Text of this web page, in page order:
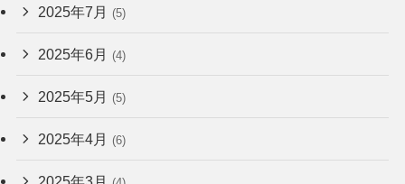
2025年7月 (5)
2025年6月 (4)
2025年5月 (5)
2025年4月 (6)